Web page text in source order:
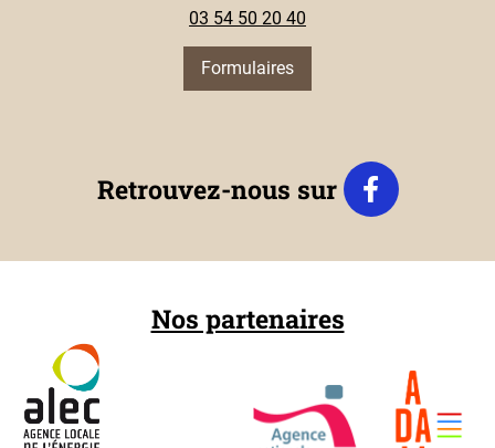
03 54 50 20 40
Formulaires
Retrouvez-nous sur
Nos partenaires